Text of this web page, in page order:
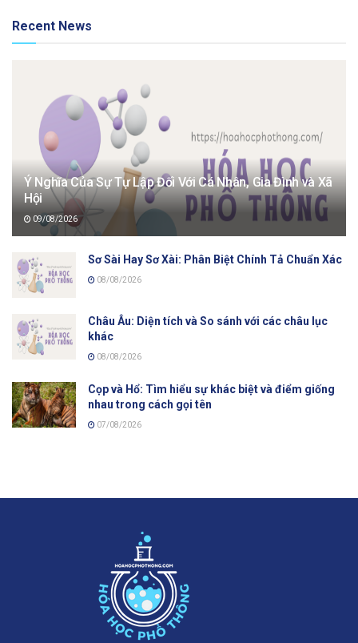
Recent News
Ý Nghĩa Của Sự Tự Lập Đối Với Cá Nhân, Gia Đình và Xã
Hội
09/08/2026
Sơ Sài Hay Sơ Xài: Phân Biệt Chính Tả Chuẩn Xác
08/08/2026
Châu Âu: Diện tích và So sánh với các châu lục
khác
08/08/2026
Cọp và Hổ: Tìm hiểu sự khác biệt và điểm giống
nhau trong cách gọi tên
07/08/2026